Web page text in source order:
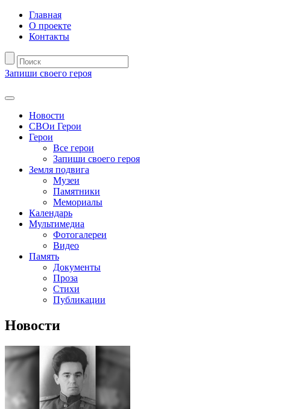
Главная
О проекте
Контакты
Запиши своего героя
Новости
СВОи Герои
Герои
Все герои
Запиши своего героя
Земля подвига
Музеи
Памятники
Мемориалы
Календарь
Мультимедиа
Фотогалереи
Видео
Память
Документы
Проза
Стихи
Публикации
Новости